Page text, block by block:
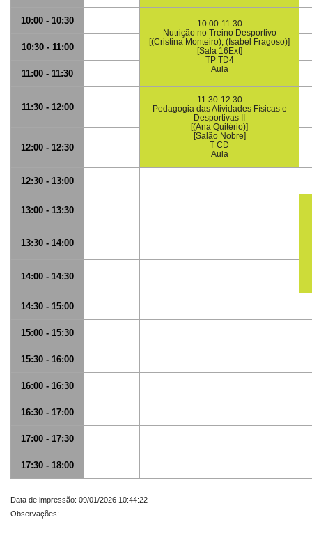
10:00 - 10:30
10:00-11:30
Nutrição no Treino Desportivo
[(Cristina Monteiro); (Isabel Fragoso)]
[Sala 16Ext]
TP TD4
Aula
10:30 - 11:00
11:00 - 11:30
11:30 - 12:00
11:30-12:30
Pedagogia das Atividades Físicas e
Desportivas II
[(Ana Quitério)]
[Salão Nobre]
T CD
Aula
12:00 - 12:30
12:30 - 13:00
13:00 - 13:30
13:30 - 14:00
14:00 - 14:30
14:30 - 15:00
15:00 - 15:30
15:30 - 16:00
16:00 - 16:30
16:30 - 17:00
17:00 - 17:30
17:30 - 18:00
Data de impressão: 09/01/2026 10:44:22
Observações: